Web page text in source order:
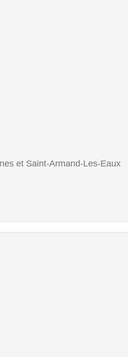
et Saint-Armand-Les-Eaux